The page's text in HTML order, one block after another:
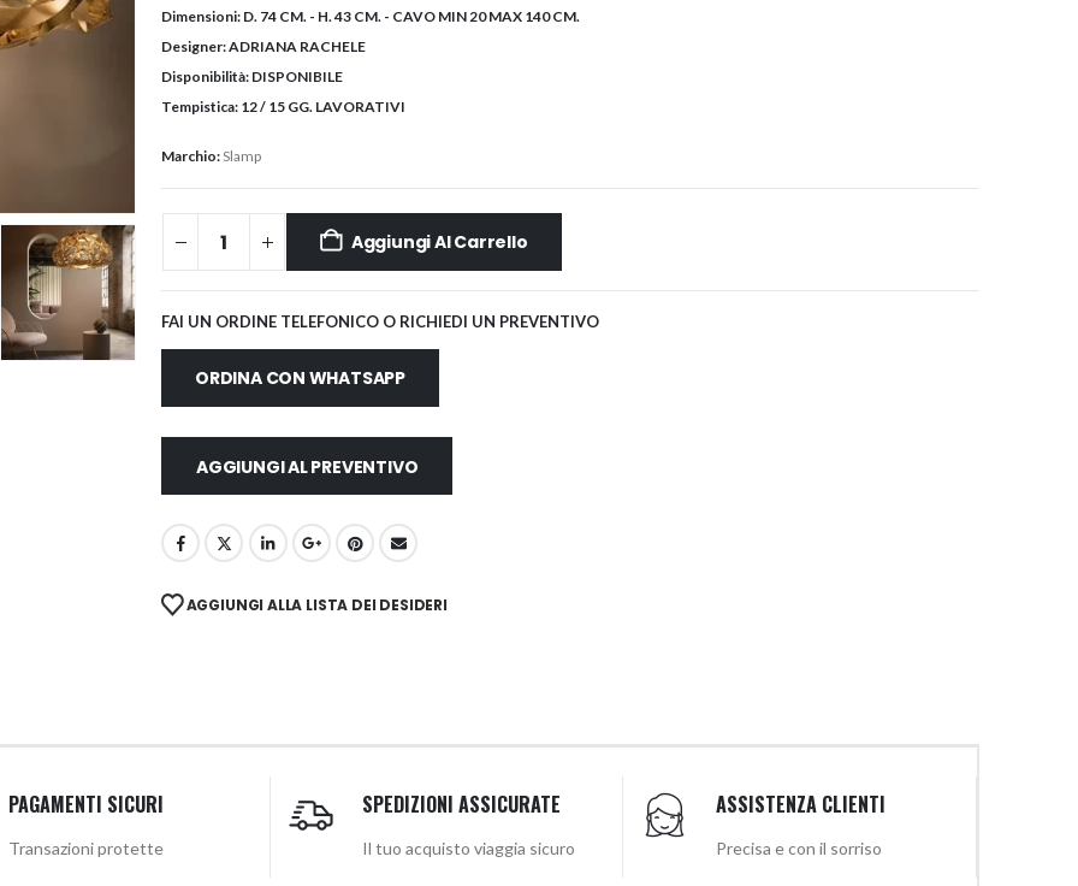
Dimensioni: D. 74 CM. - H. 43 CM. - CAVO MIN 20 MAX 140 CM.
Designer:ADRIANA RACHELE
Disponibilità: DISPONIBILE
Tempistica: 12 / 15 GG. LAVORATIVI
Marchio:Slamp
Aggiungi Al Carrello
FAI UN ORDINE TELEFONICO O RICHIEDI UN PREVENTIVO
ORDINA CON WHATSAPP
AGGIUNGI AL PREVENTIVO
AGGIUNGI ALLA LISTA DEI DESIDERI
PAGAMENTI SICURI
Transazioni protette
SPEDIZIONI ASSICURATE
Il tuo acquisto viaggia sicuro
ASSISTENZA CLIENTI
Precisa e con il sorriso